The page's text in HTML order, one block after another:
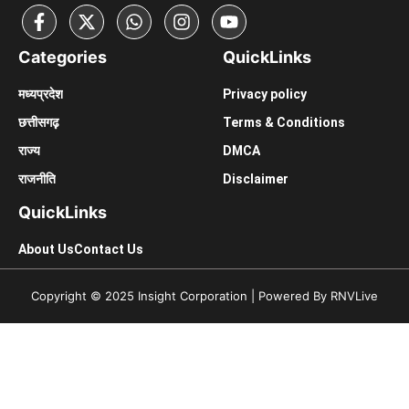
Categories
मध्यप्रदेश
छत्तीसगढ़़
राज्य
राजनीति
QuickLinks
Privacy policy
Terms & Conditions
DMCA
Disclaimer
QuickLinks
About UsContact Us
Copyright © 2025 Insight Corporation | Powered By RNVLive